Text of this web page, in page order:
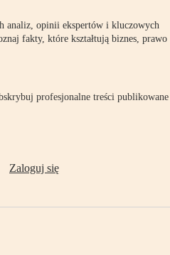
analiz, opinii ekspertów i kluczowych
fakty, które kształtują biznes, prawo
profesjonalne treści publikowane
Zaloguj się